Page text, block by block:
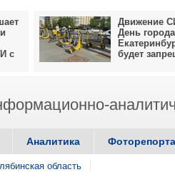
с
Движение
День города
будет
Аналитика
область